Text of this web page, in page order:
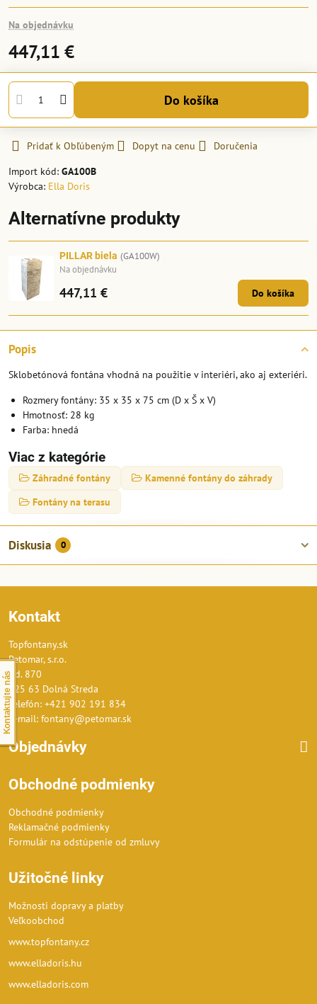
Na objednávku
447,11 €
Do košíka
Pridať k Obľúbeným Dopyt na cenu
Doručenia
Import kód: GA100B
Výrobca: Ella Doris
Popis
Sklobetónová fontána vhodná na použitie v interiéri, ako aj exteriéri.
Rozmery fontány: 35 x 35 x 75 cm (D x Š x V)
Hmotnosť: 28 kg
Farba: hnedá
Viac z kategórie
Záhradné fontány
Kamenné fontány do záhrady
Fontány na terasu
Diskusia 0
Alternatívne produkty
PILLAR biela (GA100W)
Na objednávku
447,11 € Do košíka
Kontakt
Topfontany.sk
Petomar, s.r.o.
č.d. 870
925 63 Dolná Streda
Telefón: +421 902 191 834
E-mail: fontany@petomar.sk
Objednávky
Obchodné podmienky
Obchodné podmienky
Reklamačné podmienky
Formulár na odstúpenie od zmluvy
Užitočné linky
Možnosti dopravy a platby
Veľkoobchod
www.topfontany.cz
www.elladoris.hu
www.elladoris.com
Kontaktujte nás